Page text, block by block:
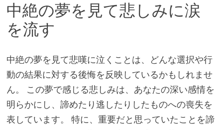
中絶の夢を見て悲しみに涙
を流す
中絶の夢を見て悲嘆に泣くことは、どんな選択や行
動の結果に対する後悔を反映しているかもしれませ
ん。 この夢で感じる悲しみは、あなたの深い感情を
明らかにし、諦めたり逃したりしたものへの喪失を
表しています。 特に、重要だと思っていたことを諦